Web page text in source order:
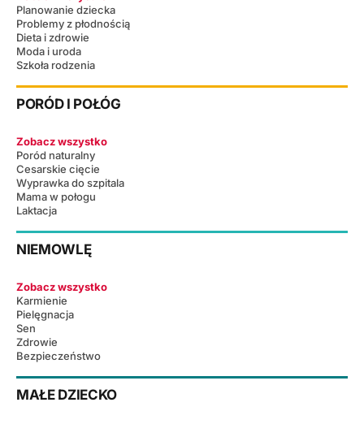
Planowanie dziecka
Problemy z płodnością
Dieta i zdrowie
Moda i uroda
Szkoła rodzenia
PORÓD I POŁÓG
Zobacz wszystko
Poród naturalny
Cesarskie cięcie
Wyprawka do szpitala
Mama w połogu
Laktacja
NIEMOWLĘ
Zobacz wszystko
Karmienie
Pielęgnacja
Sen
Zdrowie
Bezpieczeństwo
MAŁE DZIECKO